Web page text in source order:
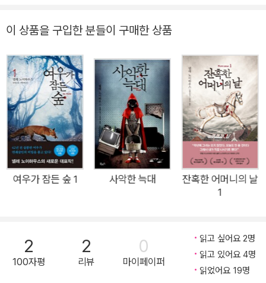
시리즈’의 열한 번째 작품이다. 법이 아닌 개인이나 사적 단체가
있는 이슈 중 하나다. 《몬스터》는 법을 존중하기는커녕 의뢰인의
승소를 위해 법망을 빠져나가는 게임 플레이어가 된 법조인들, 법
이 제힘을 발휘하지 못하고 정의 실현이 요원하기만 한 사회에서
스스로 처벌자를 자처하며 정서적으로 취약한 피해자 유족들의
분노를 부채질하는 사적 제재 집단, 세계 곳곳에서 점점 쟁점화되
어가는 난민과 통합 정책, 진실 여부와 상관없이 뉴스거리를 양산
하는 데 몰두하는 언론, 피해자의 고통은 조금도 배려하지 않는
소셜미디어의 댓글과 밈 문화, 디지털 원주민이라고도 불리는 십
대들의 문화 등을 크리스마스 직전 14일간의 미스터리로 녹여낸,
보여주는 ‘타우누스 시리즈’는 부드러운 카리스마를 가진 남자 형
사 올리버 폰 보덴슈타인과 남다른 직관력의 여자 형사 피아 산더
이 상품을 구입한 분들이 구매한 상품
여우가 잠든 숲 1 사악한 늑대
잔혹한 어머니의 날
1
2
100자평
2
리뷰
0
마이페이퍼
읽고 싶어요 2명
읽고 있어요 4명
읽었어요 19명